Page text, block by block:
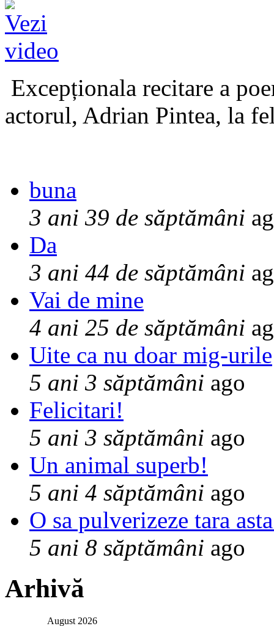
Excepționala recitare a
actorul, Adrian Pintea, la
buna
3 ani 39 de săptămâni
Da
3 ani 44 de săptămâni
Vai de mine
4 ani 25 de săptămâni
Uite ca nu doar mig-urile
5 ani 3 săptămâni ago
Felicitari!
5 ani 3 săptămâni ago
Un animal superb!
5 ani 4 săptămâni ago
O sa pulverizeze tara
5 ani 8 săptămâni ago
Arhivă
August 2026